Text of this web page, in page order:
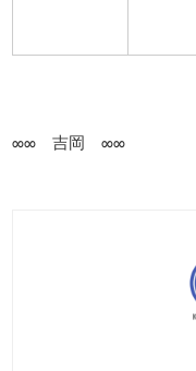
∞∞ 吉岡 ∞∞